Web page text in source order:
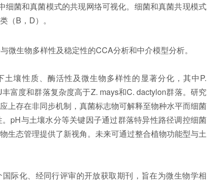
菌和真菌模式的共现网络可视化。细菌和真菌共现模式
（B，D）。
生物多样性及稳定性的CCA分析和中介模型分析。
性质、酶活性及微生物多样性的显著分化，其中P.
富度和群落复杂度高于Z. mays和C. dactylon群落。研究
上存在非同步机制，真菌标志物可解释至物种水平而细菌
pH与土壤水分等关键因子通过群落特异性路径调控细菌
生态管理提供了新视角。未来可通过整合植物功能型与土
化、经同行评审的开放获取期刊，旨在为微生物学相